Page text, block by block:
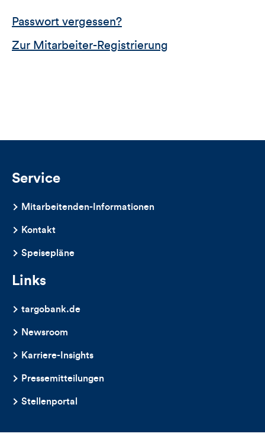
Passwort vergessen?
Zur Mitarbeiter-Registrierung
Service
Mitarbeitenden-Informationen
Kontakt
Speisepläne
Links
targobank.de
Newsroom
Karriere-Insights
Pressemitteilungen
Stellenportal